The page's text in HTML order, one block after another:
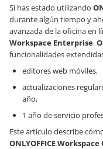
Si has estado utilizando
durante algún tiempo y
avanzada de la oficina en
Workspace Enterprise.
funcionalidades
editores web móviles,
actualizaciones
año,
1 año de servicio
Este artículo describe
ONLYOFFICE